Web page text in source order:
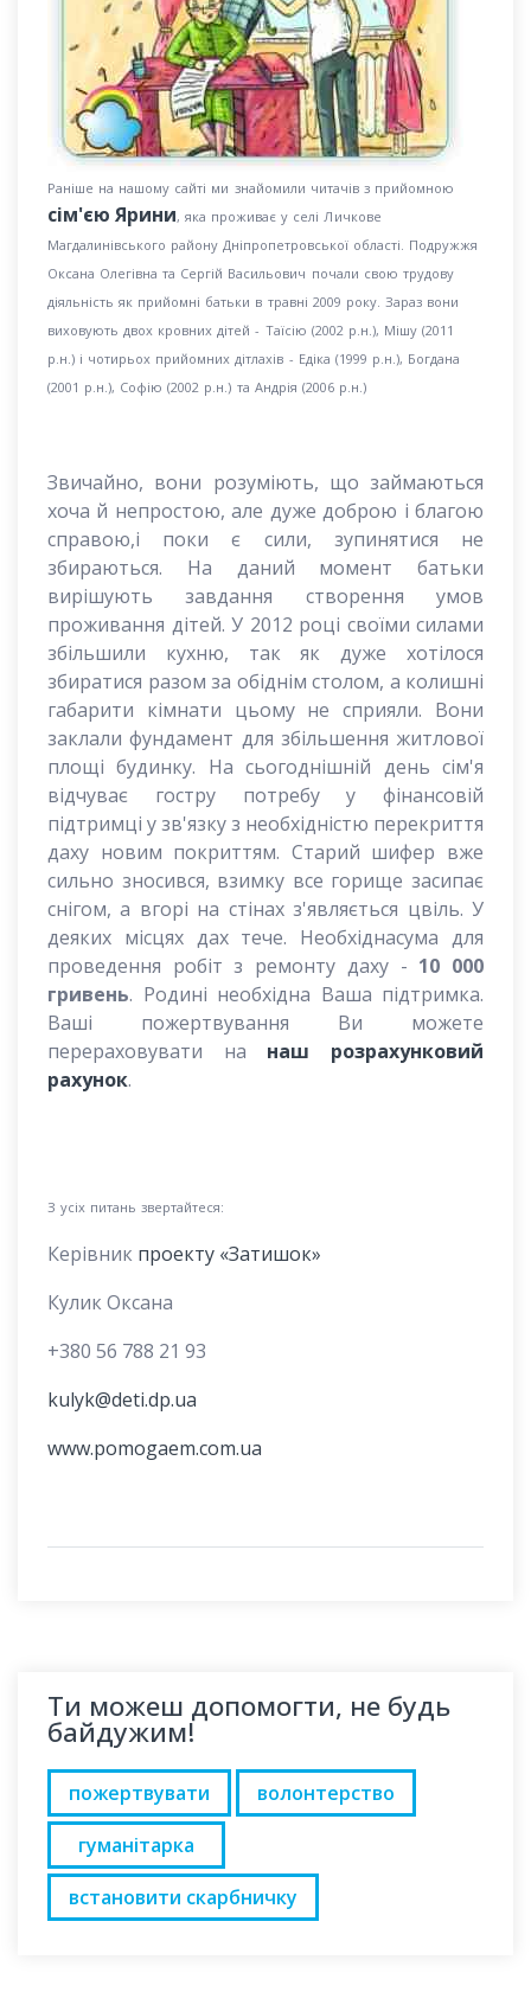
Раніше на нашому сайті ми знайомили читачів з прийомною
сім'єю Ярини, яка проживає у селі Личкове
Магдалинівського району Дніпропетровської області. Подружжя
Оксана Олегівна та Сергій Васильович почали свою трудову
діяльність як прийомні батьки в травні 2009 року. Зараз вони
виховують двох кровних дітей - Таїсію (2002 р.н.), Мішу (2011
р.н.) і чотирьох прийомних дітлахів - Едіка (1999 р.н.), Богдана
(2001 р.н.), Софію (2002 р.н.) та Андрія (2006 р.н.)
Звичайно, вони розуміють, що займаються
хоча й непростою, але дуже доброю і благою
справою,і поки є сили, зупинятися не
збираються. На даний момент батьки
вирішують завдання створення умов
проживання дітей. У 2012 році своїми силами
збільшили кухню, так як дуже хотілося
збиратися разом за обіднім столом, а колишні
габарити кімнати цьому не сприяли. Вони
заклали фундамент для збільшення житлової
площі будинку. На сьогоднішній день сім'я
відчуває гостру потребу у фінансовій
підтримці у зв'язку з необхідністю перекриття
даху новим покриттям. Старий шифер вже
сильно зносився, взимку все горище засипає
снігом, а вгорі на стінах з'являється цвіль. У
деяких місцях дах тече. Необхіднасума для
проведення робіт з ремонту даху - 10 000
гривень. Родині необхідна Ваша підтримка.
Ваші пожертвування Ви можете
перераховувати на наш розрахунковий
рахунок.
З усіх питань звертайтеся:
Керівник проекту «Затишок»
Кулик Оксана
+380 56 788 21 93
kulyk@deti.dp.ua
www.pomogaem.com.ua
Ти можеш допомогти, не будь
байдужим!
пожертвувати
волонтерство
гуманітарка
встановити скарбничку